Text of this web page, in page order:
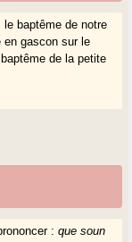
le baptême de notre
en gascon sur le
de la petite
:que soun